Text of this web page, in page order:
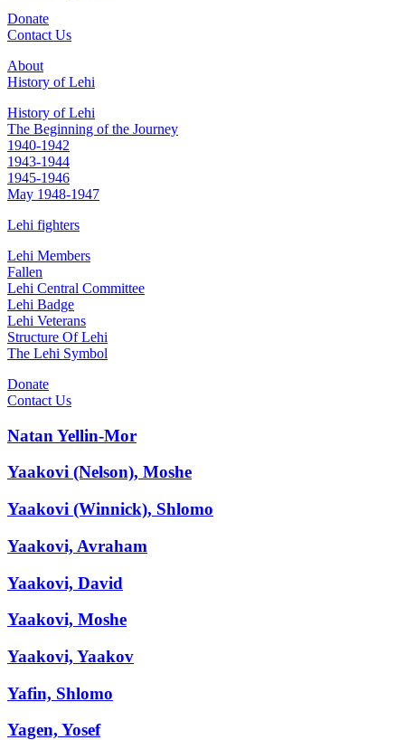
Donate
Contact Us
About
History of Lehi
History of Lehi
The Beginning of the Journey
1940-1942
1943-1944
1945-1946
May 1948-1947
Lehi fighters
Lehi Members
Fallen
Lehi Central Committee
Lehi Badge
Lehi Veterans
Structure Of Lehi
The Lehi Symbol
Donate
Contact Us
Natan Yellin-Mor
Yaakovi (Nelson), Moshe
Yaakovi (Winnick), Shlomo
Yaakovi, Avraham
Yaakovi, David
Yaakovi, Moshe
Yaakovi, Yaakov
Yafin, Shlomo
Yagen, Yosef